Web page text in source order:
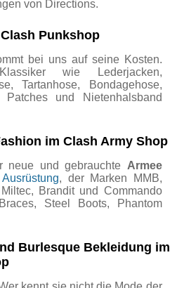
von Directions.
Punkshop
bei uns auf seine Kosten.
wie Lederjacken,
Tartanhose, Bondagehose,
Patches und Nietenhalsband
im Clash Army Shop
neue und gebrauchte Armee
Ausrüstung, der Marken MMB,
Brandit und Commando
Steel Boots, Phantom
Burlesque Bekleidung im